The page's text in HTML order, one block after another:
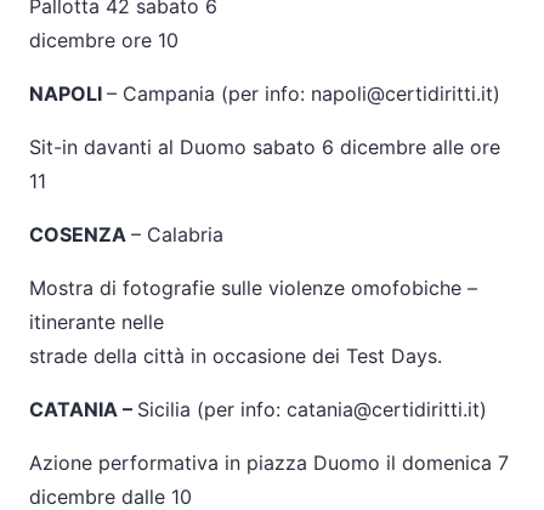
Pallotta 42 sabato 6
dicembre ore 10
NAPOLI – Campania (per info: napoli@certidiritti.it)
Sit-in davanti al Duomo sabato 6 dicembre alle ore
11
COSENZA – Calabria
Mostra di fotografie sulle violenze omofobiche –
itinerante nelle
strade della città in occasione dei Test Days.
CATANIA – Sicilia (per info: catania@certidiritti.it)
Azione performativa in piazza Duomo il domenica 7
dicembre dalle 10